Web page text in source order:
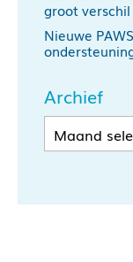
groot
Nieuwe
Archief